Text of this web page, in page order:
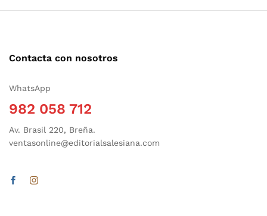
Contacta con nosotros
WhatsApp
982 058 712
Av. Brasil 220, Breña.
ventasonline@editorialsalesiana.com